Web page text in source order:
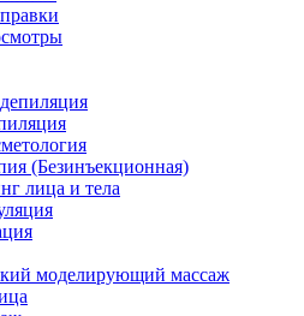
(Безинъекционная)
лица и тела
моделирующий массаж